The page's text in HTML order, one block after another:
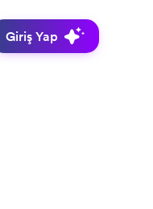
Giriş Yap